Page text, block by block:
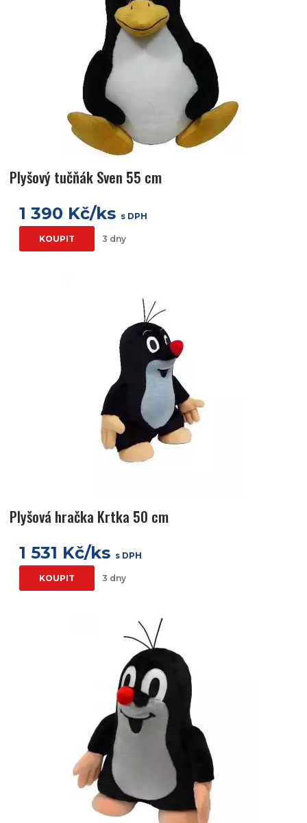
Plyšový tučňák Sven 55 cm
1 390 Kč/ks s DPH
KOUPIT 3 dny
Plyšová hračka Krtka 50 cm
1 531 Kč/ks s DPH
KOUPIT 3 dny